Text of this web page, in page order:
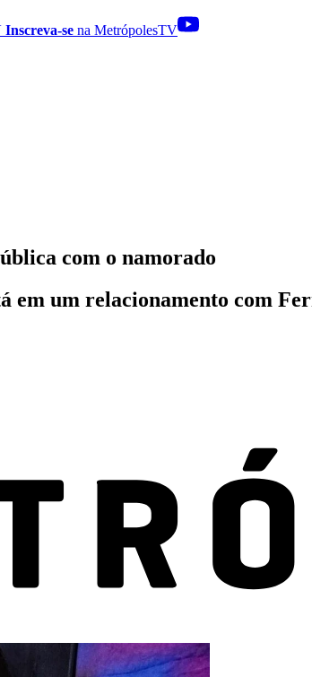
Inscreva-se na MetrópolesTV
com o namorado
um relacionamento com